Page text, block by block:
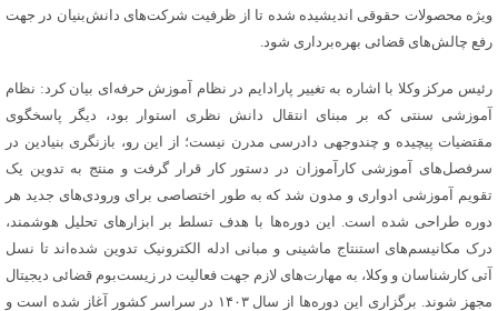
ویژه محصولات حقوقی اندیشیده شده تا از ظرفیت شرکت‌های دانش‌بنیان در جهت
رفع چالش‌های قضائی بهره‌برداری شود.
رئیس مرکز وکلا با اشاره به تغییر پارادایم در نظام آموزش حرفه‌ای بیان کرد: نظام
آموزشی سنتی که بر مبنای انتقال دانش نظری استوار بود، دیگر پاسخگوی
مقتضیات پیچیده و چندوجهی دادرسی مدرن نیست؛ از این رو، بازنگری بنیادین در
سرفصل‌های آموزشی کارآموزان در دستور کار قرار گرفت و منتج به تدوین یک
تقویم آموزشی ادواری و مدون شد که به طور اختصاصی برای ورودی‌های جدید هر
دوره طراحی شده است. این دوره‌ها با هدف تسلط بر ابزارهای تحلیل هوشمند،
درک مکانیسم‌های استنتاج ماشینی و مبانی ادله الکترونیک تدوین شده‌اند تا نسل
آتی کارشناسان و وکلا، به مهارت‌های لازم جهت فعالیت در زیست‌بوم قضائی دیجیتال
مجهز شوند. برگزاری این دوره‌ها از سال ۱۴۰۳ در سراسر کشور آغاز شده است و